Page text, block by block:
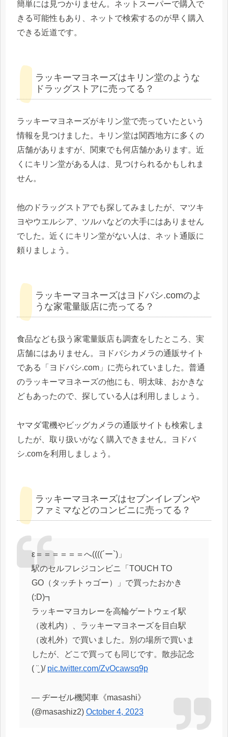
簡単には見つかりません。ネットスーパーで購入で
きる可能性もあり、ネットで検索するのが早く購入
できる近道です。
ラッキーマヨネーズはキリン堂のような
ドラッグストアに売ってる？
ラッキーマヨネーズがキリン堂で売っていたという
情報を見つけました。キリン堂は関西地方に多くの
店舗がありますが、関東でも何店舗かあります。近
くにキリン堂がある人は、見つけられるかもしれま
せん。
他のドラッグストアでも探してみましたが、マツキ
ヨやウエルシア、ツルハなどの大手にはありません
でした。近くにキリン堂がない人は、ネット通販に
頼りましょう。
ラッキーマヨネーズはヨドバシ.comのよ
うな家電量販店に売ってる？
食品なども扱う家電量販店も調査をしたところ、実
店舗にはありません。ヨドバシカメラの通販サイト
である「ヨドバシ.com」に売られていました。普通
のラッキーマヨネーズの他にも、明太味、おかきな
どもあったので、探している人は利用しましょう。
ヤマダ電機やビッグカメラの通販サイトも検索しま
したが、取り扱いがなく購入できません。ヨドバ
シ.comを利用しましょう。
ラッキーマヨネーズはセブンイレブンや
ファミマなどのコンビニに売ってる？
ε＝＝＝＝＝＝へ((((´ー`)」
駅のセルフレジコンビニ「TOUCH TO
GO（タッチトゥゴー）」で買ったおかき
(:D)┓
ラッキーマヨカレーを高輪ゲートウェイ駅
（改札内）、ラッキーマヨネーズを目白駅
（改札外）で買いました。別の場所で買いま
したが、どこで買っても同じです。散歩記念
( ¨̮ )/ pic.twitter.com/ZvOcawsq9p
— ヂーゼル機関車《masashi》
(@masashiz2) October 4, 2023